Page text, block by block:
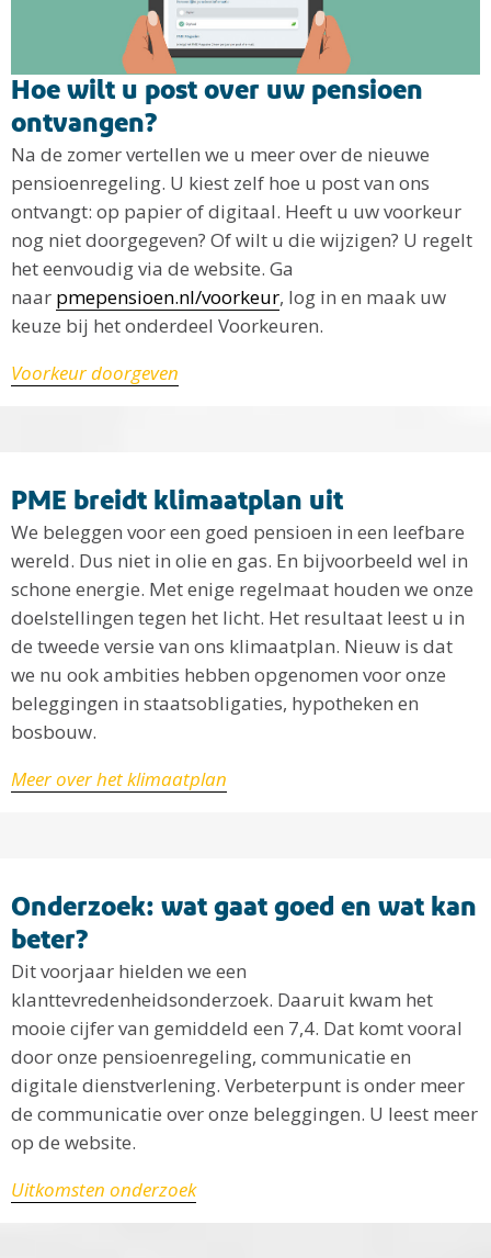
Hoe wilt u post over uw pensioen
ontvangen?
Na de zomer vertellen we u meer over de nieuwe
pensioenregeling. U kiest zelf hoe u post van ons
ontvangt: op papier of digitaal. Heeft u uw voorkeur
nog niet doorgegeven? Of wilt u die wijzigen? U regelt
het eenvoudig via de website. Ga
naar pmepensioen.nl/voorkeur, log in en maak uw
keuze bij het onderdeel Voorkeuren.
Voorkeur doorgeven
PME breidt klimaatplan uit
We beleggen voor een goed pensioen in een leefbare
wereld. Dus niet in olie en gas. En bijvoorbeeld wel in
schone energie. Met enige regelmaat houden we onze
doelstellingen tegen het licht. Het resultaat leest u in
de tweede versie van ons klimaatplan. Nieuw is dat
we nu ook ambities hebben opgenomen voor onze
beleggingen in staatsobligaties, hypotheken en
bosbouw.
Meer over het klimaatplan
Onderzoek: wat gaat goed en wat kan
beter?
Dit voorjaar hielden we een
klanttevredenheidsonderzoek. Daaruit kwam het
mooie cijfer van gemiddeld een 7,4. Dat komt vooral
door onze pensioenregeling, communicatie en
digitale dienstverlening. Verbeterpunt is onder meer
de communicatie over onze beleggingen. U leest meer
op de website.
Uitkomsten onderzoek